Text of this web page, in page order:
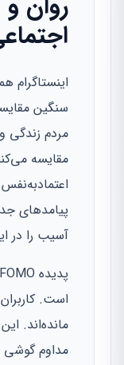
سنگین
مردم زندگی
مقایسه
پیامدهای
آسیب را در
است.
مانده‌اند.
مداوم